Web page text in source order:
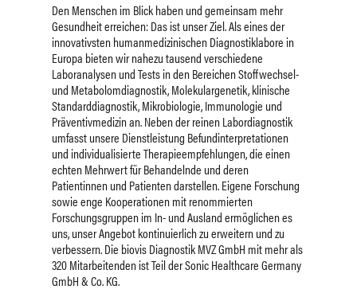
Den Menschen im Blick haben und gemeinsam mehr
Gesundheit erreichen: Das ist unser Ziel. Als eines der
innovativsten humanmedizinischen Diagnostiklabore in
Europa bieten wir nahezu tausend verschiedene
Laboranalysen und Tests in den Bereichen Stoffwechsel-
und Metabolomdiagnostik, Molekulargenetik, klinische
Standarddiagnostik, Mikrobiologie, Immunologie und
Präventivmedizin an. Neben der reinen Labordiagnostik
umfasst unsere Dienstleistung Befundinterpretationen
und individualisierte Therapieempfehlungen, die einen
echten Mehrwert für Behandelnde und deren
Patientinnen und Patienten darstellen. Eigene Forschung
sowie enge Kooperationen mit renommierten
Forschungsgruppen im In- und Ausland ermöglichen es
uns, unser Angebot kontinuierlich zu erweitern und zu
verbessern. Die biovis Diagnostik MVZ GmbH mit mehr als
320 Mitarbeitenden ist Teil der Sonic Healthcare Germany
GmbH & Co. KG.